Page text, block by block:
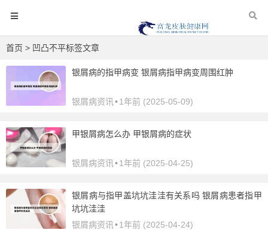
首页 > 凹凸不平标签文章
银屑病的指甲病变 银屑病指甲病变周围红肿
银屑病资讯 •1年前 (2025-05-09)
甲银屑病怎么办 甲银屑病的症状
银屑病资讯 •1年前 (2025-04-25)
银屑病与指甲盖坑坑洼洼有关系吗 银屑病患者指甲
坑坑洼洼
银屑病资讯 •1年前 (2025-04-24)